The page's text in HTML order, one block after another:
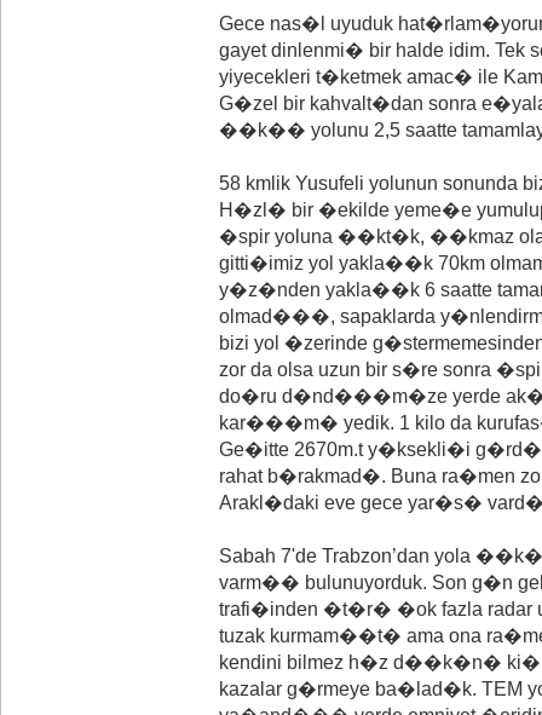
Gece nas�l uyuduk
gayet dinlenmi� bir halde idim.
yiyecekleri t�ketmek amac� ile
G�zel bir kahvalt�dan sonra
��k�� yolunu 2,5 saatte
58 kmlik Yusufeli yolunun
H�zl� bir �ekilde yeme�e
�spir yoluna ��kt�k, ��kmaz
gitti�imiz yol yakla��k 70km
y�z�nden yakla��k 6 saatte
olmad���, sapaklarda
bizi yol �zerinde
zor da olsa uzun bir s�re sonra
do�ru d�nd���m�ze yerde
kar���m� yedik. 1 kilo da
Ge�itte 2670m.t y�ksekli�i
rahat b�rakmad�. Buna ra�men
Arakl�daki eve gece yar�s�
Sabah 7'de Trabzon’dan yola
varm�� bulunuyorduk. Son g�n
trafi�inden �t�r� �ok fazla radar
tuzak kurmam��t� ama ona
kendini bilmez h�z d��k�n�
kazalar g�rmeye ba�lad�k.